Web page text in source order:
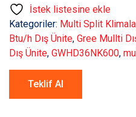
İstek listesine ekle
Kategoriler: Multi Split
Btu/h Dış Ünite, Gree Mullti
Dış Ünite, GWHD36NK600,
Teklif Al